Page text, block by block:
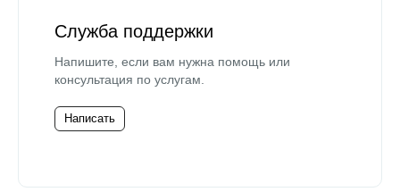
Служба поддержки
Напишите, если вам нужна помощь или
консультация по услугам.
Написать